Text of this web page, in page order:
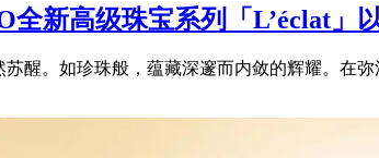
新高级珠宝系列「L’éclat」
醒。如珍珠般，蕴藏深邃而内敛的辉耀。在